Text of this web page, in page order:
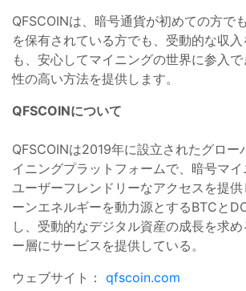
QFSCOINは、暗号通貨が初めての方で
を保有されている方でも、受動的な収
も、安心してマイニングの世界に参入
性の高い方法を提供します。
QFSCOINについて
QFSCOINは2019年に設立されたグロー
イニングプラットフォームで、暗号マ
ユーザーフレンドリーなアクセスを提供
ーンエネルギーを動力源とするBTCと
し、受動的なデジタル資産の成長を求
ー層にサービスを提供している。
ウェブサイト： qfscoin.com